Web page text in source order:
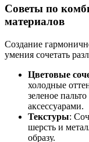
Советы по
материалов
Создание
умения сочетать
Цветовые
холодные
зеленое
аксессуарами.
Текстуры:
шерсть и
образу.